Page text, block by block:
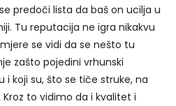
predoči lista da baš on ucilja u
Tu reputacija ne igra nikakvu
se vidi da se nešto tu
zašto pojedini vrhunski
i koji su, što se tiče struke, na
to vidimo da i kvalitet i